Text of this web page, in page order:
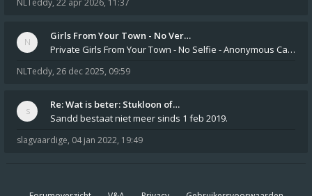
NLTeddy, 22 apr 2026, 11:37
Girls From Your Town - No Ver…
Private Girls From Your Town - No Selfie - Anonymous Casual Dating https://PrivateLadyEscorts.com Private Lady In
NLTeddy, 26 dec 2025, 09:59
Re: Wat is beter: Stukloon of…
Sandd bestaat niet meer sinds 1 feb 2019.
slagvaardige, 04 jan 2022, 19:49